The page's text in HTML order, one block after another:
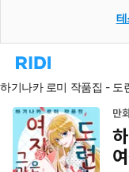
리
홈
로
동
하기나카 로미 작품집 - 도
만